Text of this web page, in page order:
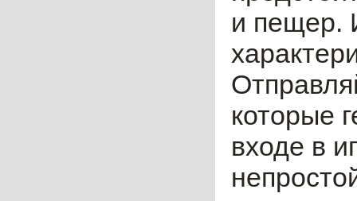
и пещер.
которые
входе в